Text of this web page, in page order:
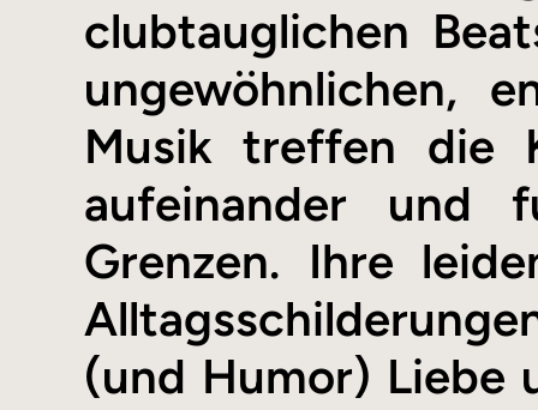
clubtauglichen
ungewöhnlichen,
Musik treffen die
aufeinander und
Grenzen. Ihre
(und Humor) Liebe